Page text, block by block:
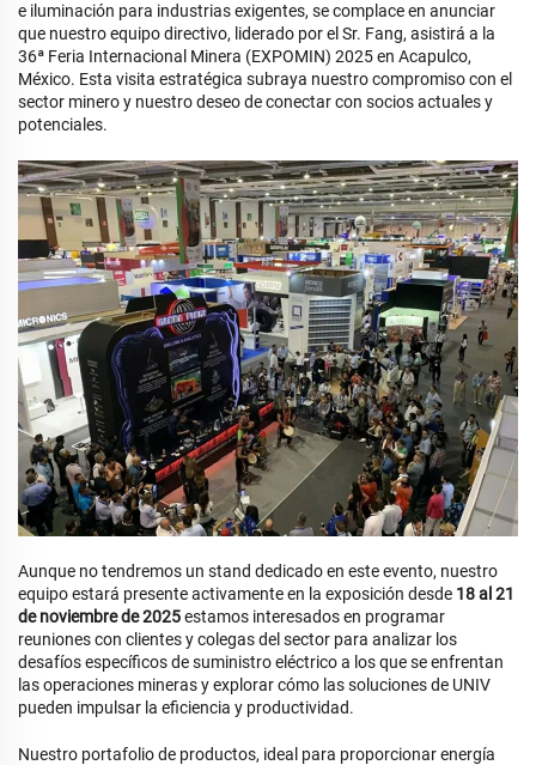
e iluminación para industrias exigentes, se complace en anunciar
que nuestro equipo directivo, liderado por el Sr. Fang, asistirá a la
36ª Feria Internacional Minera (EXPOMIN) 2025 en Acapulco,
México. Esta visita estratégica subraya nuestro compromiso con el
sector minero y nuestro deseo de conectar con socios actuales y
potenciales.
Aunque no tendremos un stand dedicado en este evento, nuestro
equipo estará presente activamente en la exposición desde 18 al 21
de noviembre de 2025estamos interesados en programar
reuniones con clientes y colegas del sector para analizar los
desafíos específicos de suministro eléctrico a los que se enfrentan
las operaciones mineras y explorar cómo las soluciones de UNIV
pueden impulsar la eficiencia y productividad.
Nuestro portafolio de productos, ideal para proporcionar energía